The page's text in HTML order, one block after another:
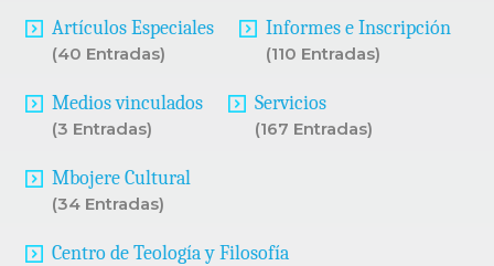
Artículos Especiales
(40 Entradas)
Informes e Inscripción
(110 Entradas)
Medios vinculados
(3 Entradas)
Servicios
(167 Entradas)
Mbojere Cultural
(34 Entradas)
Centro de Teología y Filosofía